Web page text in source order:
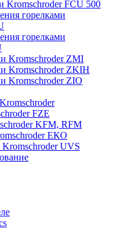
Kromschroder FCU 500
горелками
горелками
Kromschroder ZМI
Kromschroder ZKIH
Kromschroder ZIO
FZE
KFM, RFM
ЕКО
UVS